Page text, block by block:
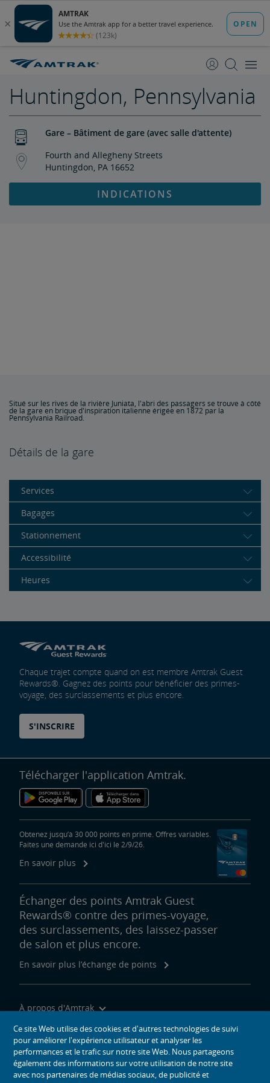
contenu
la
Huntingdon, Pennsylvania
Gare – Bâtiment de gare (avec salle d'attente)
Fourth and Allegheny Streets
Huntingdon, PA 16652
INDICATIONS
Situé sur les rives de la rivière Juniata, l'abri des passagers se trouve à côté
de la gare en brique d'inspiration italienne érigée en 1872 par la
Pennsylvania Railroad.
Détails de la gare
Services
Bagages
Stationnement
Accessibilité
Heures
Chaque trajet compte quand on est membre Amtrak Guest
Rewards®. Gagnez des points pour bénéficier des primes-
voyage, des surclassements et plus encore.
S'INSCRIRE
Télécharger l'application Amtrak.
Obtenez jusqu’à 30 000 points en prime. Offres variables.
Faites une demande ici d'ici le 2/9/26.
En savoir plus
Échanger des points Amtrak Guest
Rewards® contre des primes-voyage,
des surclassements, des laissez-passer
de salon et plus encore.
En savoir plus l’échange de points
À propos d'Amtrak
Voyager avec nous
Outils du site
Ce site Web utilise des cookies et d'autres technologies de suivi
pour améliorer l'expérience utilisateur et analyser les
performances et le trafic sur notre site Web. Nous partageons
également des informations sur votre utilisation de notre site
avec nos partenaires de médias sociaux, de publicité et